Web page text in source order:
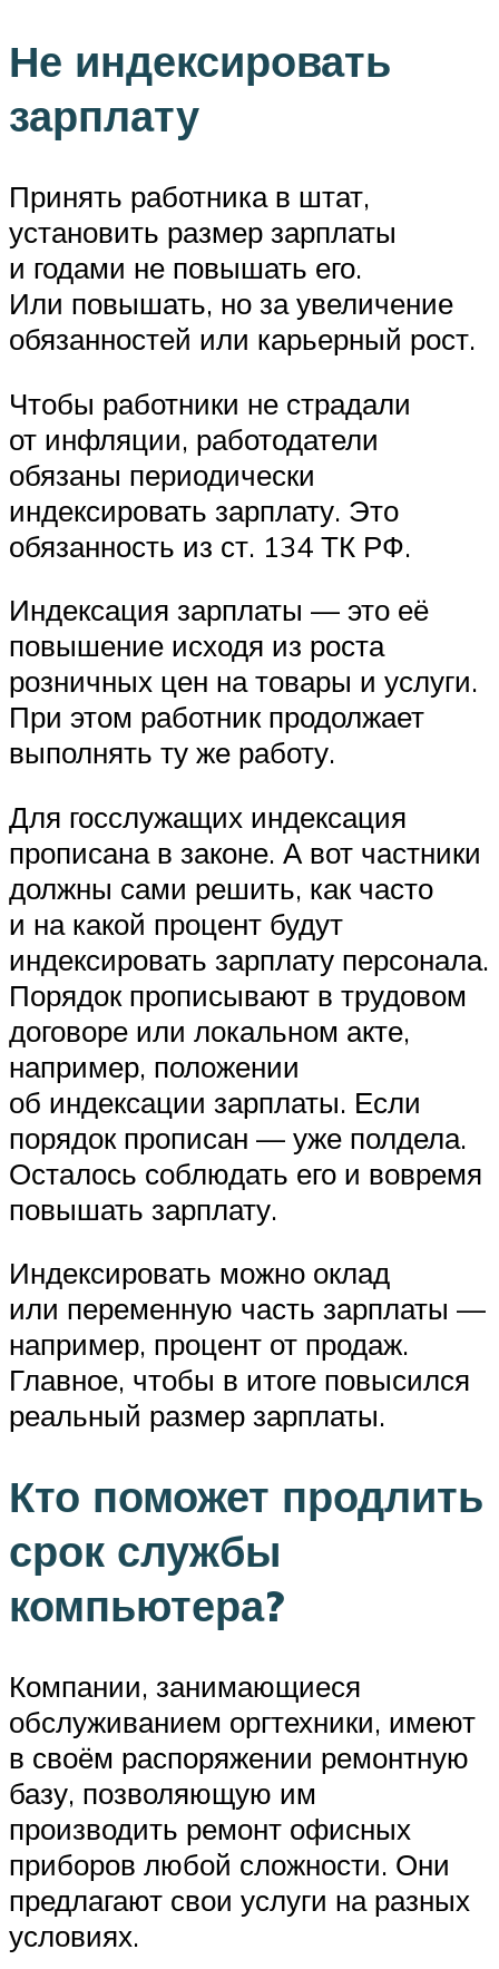
Не индексировать
зарплату
Принять работника в штат,
установить размер зарплаты
и годами не повышать его.
Или повышать, но за увеличение
обязанностей или карьерный рост.
Чтобы работники не страдали
от инфляции, работодатели
обязаны периодически
индексировать зарплату. Это
обязанность из ст. 134 ТК РФ.
Индексация зарплаты — это её
повышение исходя из роста
розничных цен на товары и услуги.
При этом работник продолжает
выполнять ту же работу.
Для госслужащих индексация
прописана в законе. А вот частники
должны сами решить, как часто
и на какой процент будут
индексировать зарплату персонала.
Порядок прописывают в трудовом
договоре или локальном акте,
например, положении
об индексации зарплаты. Если
порядок прописан — уже полдела.
Осталось соблюдать его и вовремя
повышать зарплату.
Индексировать можно оклад
или переменную часть зарплаты —
например, процент от продаж.
Главное, чтобы в итоге повысился
реальный размер зарплаты.
Кто поможет продлить
срок службы
компьютера?
Компании, занимающиеся
обслуживанием оргтехники, имеют
в своём распоряжении ремонтную
базу, позволяющую им
производить ремонт офисных
приборов любой сложности. Они
предлагают свои услуги на разных
условиях.